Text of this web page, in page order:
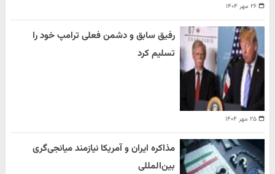
۲۶ مهر ۱۴۰۴
۲۵ مهر ۱۴۰۴
رفیق سابق و دشمن فعلی ترامپ خود را
تسلیم کرد
مذاکره ایران و آمریکا نیازمند میانجی‌گری
بین‌المللی